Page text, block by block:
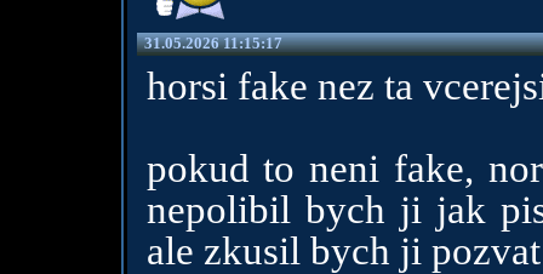
31.05.2026 11:15:17
horsi fake nez ta
pokud to neni fake,
nepolibil bych ji jak
ale zkusil bych ji